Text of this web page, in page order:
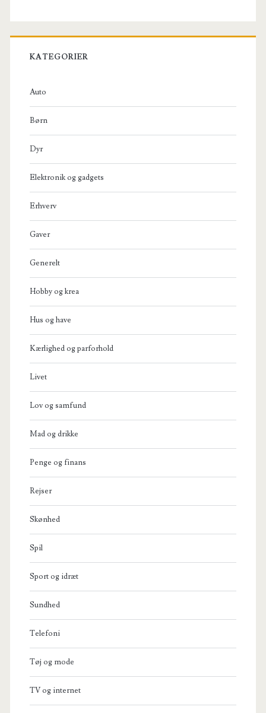
KATEGORIER
Auto
Børn
Dyr
Elektronik og gadgets
Erhverv
Gaver
Generelt
Hobby og krea
Hus og have
Kærlighed og parforhold
Livet
Lov og samfund
Mad og drikke
Penge og finans
Rejser
Skønhed
Spil
Sport og idræt
Sundhed
Telefoni
Tøj og mode
TV og internet